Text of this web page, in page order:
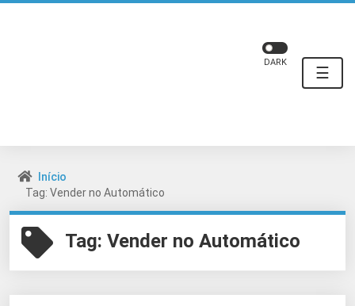
☰
DARK
Início
Tag: Vender no Automático
Tag: Vender no Automático